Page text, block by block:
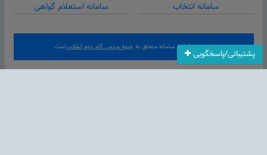
پشتیبانی/پاسخگویی
سامانه انتخاب
سامانه استعلام گواهی
کلیه حقوق این سامانه متعلق به جبهه مردمی گام دوم انقلاباست